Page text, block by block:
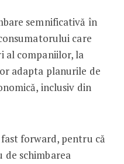
semnificativă în
care
al companiilor, la
adapta planurile de
inclusiv din
forward, pentru că
de schimbarea